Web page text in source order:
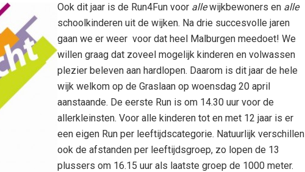
Ook dit jaar is de Run4Fun voor allewijkbewoners en alle
schoolkinderen uit de wijken. Na drie succesvolle jaren
gaan we er weer voor dat heel Malburgen meedoet! We
willen graag dat zoveel mogelijk kinderen en volwassen
plezier beleven aan hardlopen. Daarom is dit jaar de hele
wijk welkom op de Graslaan op woensdag 20 april
aanstaande. De eerste Run is om 14.30 uur voor de
allerkleinsten. Voor alle kinderen tot en met 12 jaar is er
een eigen Run per leeftijdscategorie. Natuurlijk verschillen
ook de afstanden per leeftijdsgroep, zo lopen de 13
plussers om 16.15 uur als laatste groep de 1000 meter.